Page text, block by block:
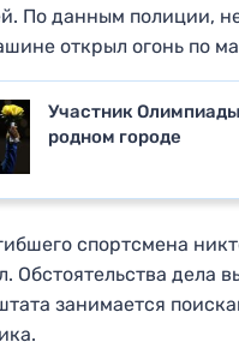
По данным полиции,
открыл огонь по
Участник
родном городе
спортсмена
Обстоятельства дела
занимается